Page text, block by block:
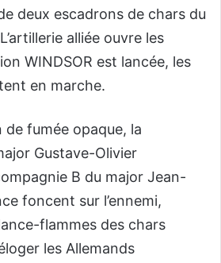
deux escadrons de chars du
alliée ouvre les
WINDSOR est lancée, les
en marche.
fumée opaque, la
Gustave-Olivier
B du major Jean-
foncent sur l’ennemi,
flammes des chars
les Allemands